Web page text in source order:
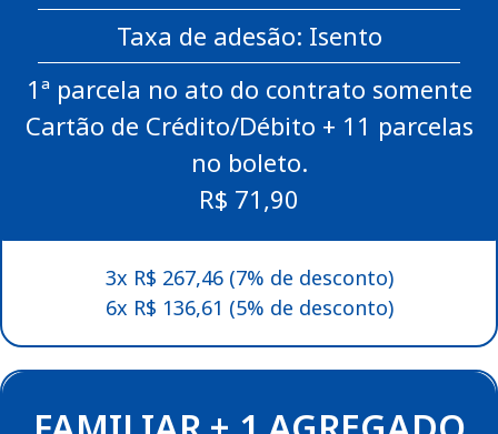
Taxa de adesão: Isento
1ª parcela no ato do contrato somente
Cartão de Crédito/Débito + 11 parcelas
no boleto.
R$ 71,90
3x R$ 267,46 (7% de desconto)
6x R$ 136,61 (5% de desconto)